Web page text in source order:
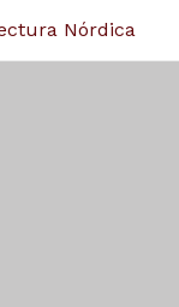
Nórdica